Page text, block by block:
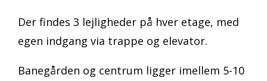
Der findes 3 lejligheder på hver etage, med
egen indgang via trappe og elevator.
Banegården og centrum ligger imellem 5-10